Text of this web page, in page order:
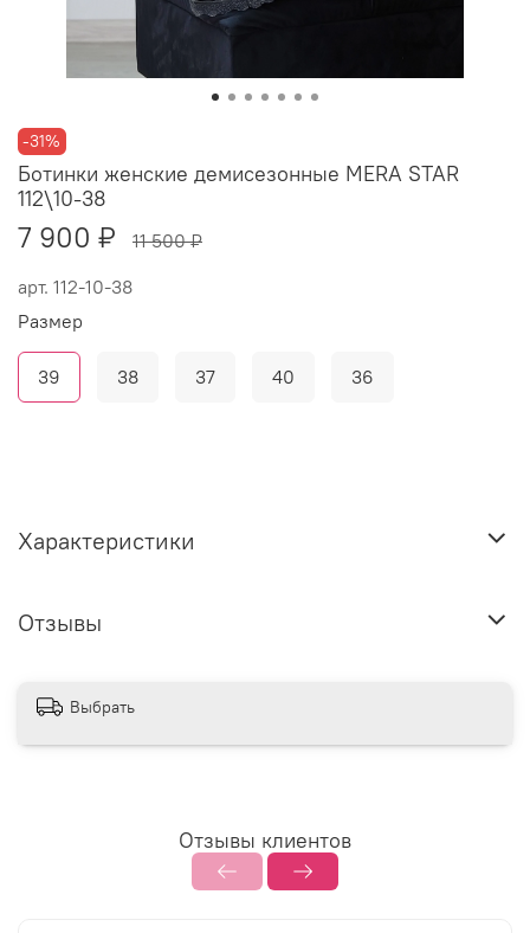
-31%
арт. 112-10-38
Ботинки женские демисезонные MERA STAR
112\10-38
7 900 ₽ 11 500 ₽
Размер
39 38 37 40 36
Характеристики
Отзывы
Выбрать
Отзывы клиентов